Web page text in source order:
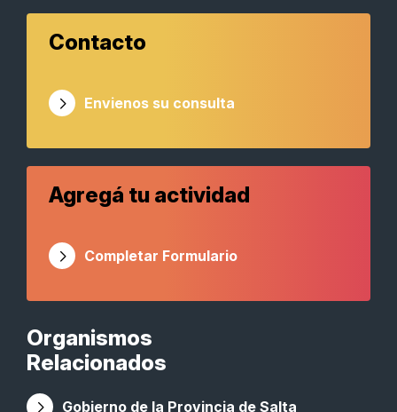
Organismos
Relacionados
Gobierno de la Provincia de Salta
Contacto
Envienos su consulta
Agregá tu actividad
Completar Formulario